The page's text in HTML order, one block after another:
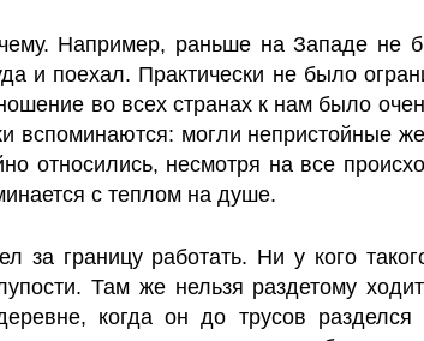
Например, раньше на Западе не
и поехал. Практически не было
во всех странах к нам было
вспоминаются: могли непристойные
относились, несмотря на все
с теплом на душе.
за границу работать. Ни у кого
Там же нельзя раздетому
когда он до трусов